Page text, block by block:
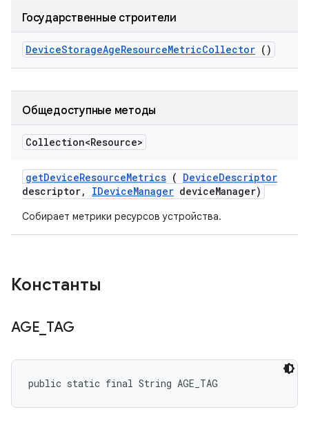
Государственные строители
DeviceStorageAgeResourceMetricCollector ()
Общедоступные методы
Collection<Resource>
getDeviceResourceMetrics ( DeviceDescriptor
descriptor, IDeviceManager deviceManager)
Собирает метрики ресурсов устройства.
Константы
AGE TAG
public static final String AGE_TAG